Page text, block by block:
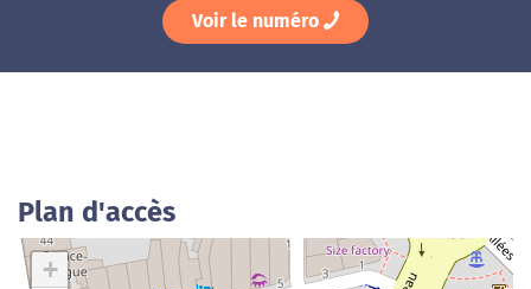
Voir le numéro
Plan d'accès
+